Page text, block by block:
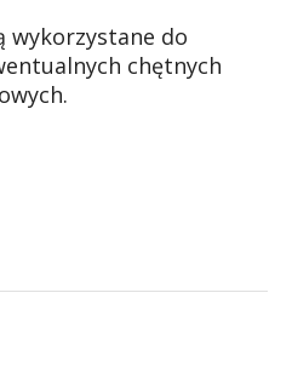
wykorzystane do
chętnych